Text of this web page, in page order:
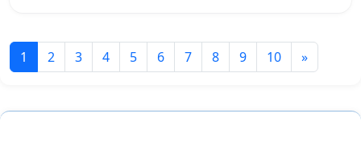
1 2 3 4 5 6 7 8 9 10 »